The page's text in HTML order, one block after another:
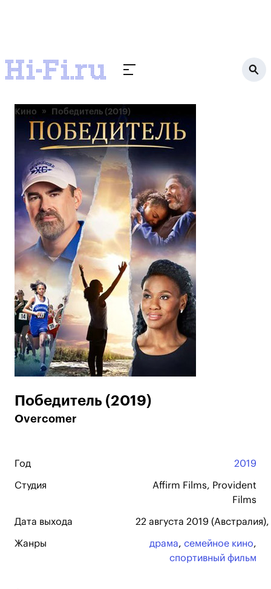
Кино Победитель (2019)
Победитель (2019)
Overcomer
Год 2019
Студия
Affirm Films, Provident
Films
Дата выхода 22 августа 2019
Жанры драма, семейное кино,
спортивный фильм